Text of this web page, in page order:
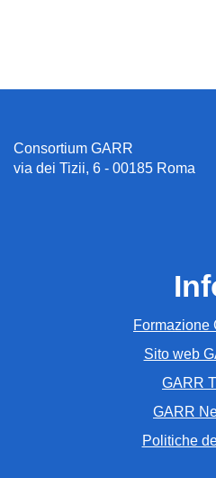
Consortium GARR
via dei Tizii, 6 - 00185 Roma
Formazione
Sito web
GARR
GARR
Politiche